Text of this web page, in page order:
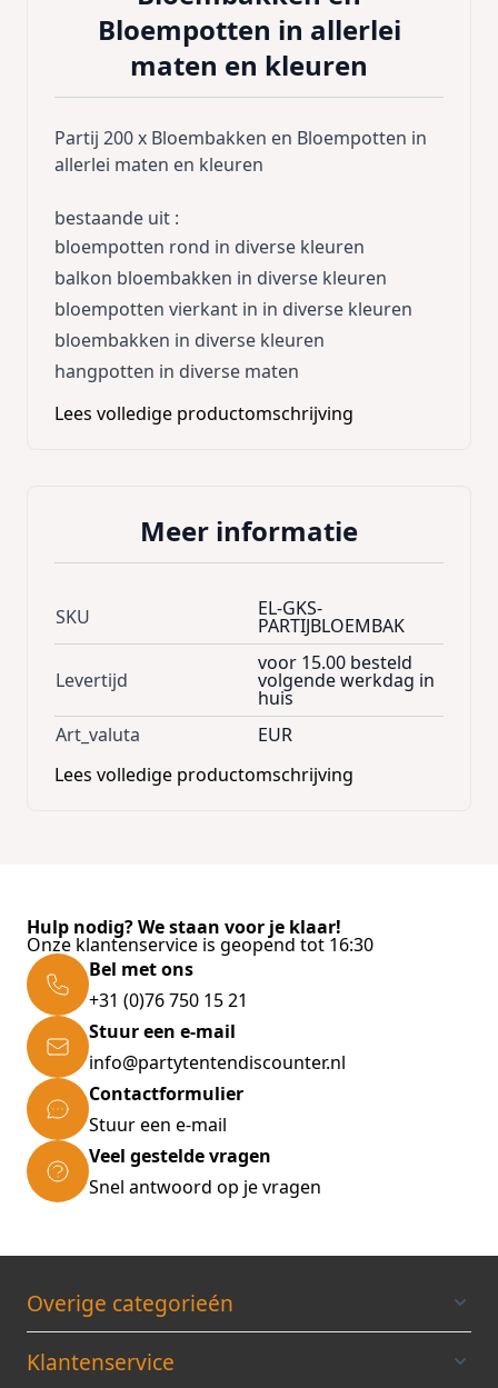
Bloempotten in allerlei
maten en kleuren
Partij 200 x Bloembakken en Bloempotten in
allerlei maten en kleuren
bestaande uit :
bloempotten rond in diverse kleuren
balkon bloembakken in diverse kleuren
bloempotten vierkant in in diverse kleuren
bloembakken in diverse kleuren
hangpotten in diverse maten
en meer
Lees volledige productomschrijving
Meer informatie
SKU EL-GKS-
PARTIJBLOEMBAK
Levertijd
voor 15.00 besteld
volgende werkdag in
huis
Art_valuta
EUR
Lees volledige productomschrijving
Hulp nodig? We staan voor je klaar!
Onze klantenservice is geopend tot 16:30
Bel met ons
+31 (0)76 750 15 21
Stuur een e-mail
info@partytentendiscounter.nl
Contactformulier
Stuur een e-mail
Veel gestelde vragen
Snel antwoord op je vragen
Overige categorieén
Klantenservice